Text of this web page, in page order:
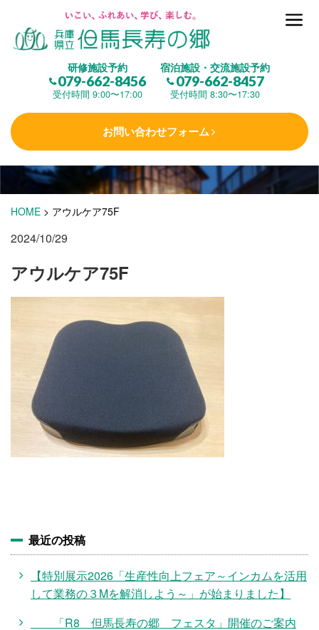
研修施設予約
079-662-8456
受付時間 9:00〜17:00
宿泊施設・交流施設予約
079-662-8457
受付時間 8:30〜17:30
お問い合わせフォーム
但馬長寿の郷とは
(研修施設)
楽しむ
学 ぶ(健康福祉)
泊まる (宿泊)
施設・料金
アクセス
HOME > アウルケア75F
2024/10/29
アウルケア75F
最近の投稿
【特別展示2026「生産性向上フェア～インカムを活用
して業務の３Mを解消しよう～」が始まりました】
「R8 但馬長寿の郷 フェスタ」開催のご案内